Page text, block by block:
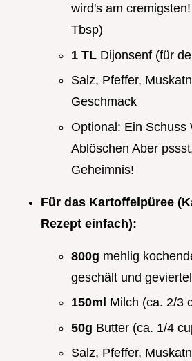
wird's am
Tbsp)
1 TL Dijonsenf (für
Salz, Pfeffer,
Geschmack
Optional: Ein Schuss
Ablöschen Aber
Geheimnis!
Für das Kartoffelpüree
Rezept einfach):
800g mehlig
geschält und
150ml Milch (ca. 2/3
50g Butter (ca. 1/4
Salz, Pfeffer,